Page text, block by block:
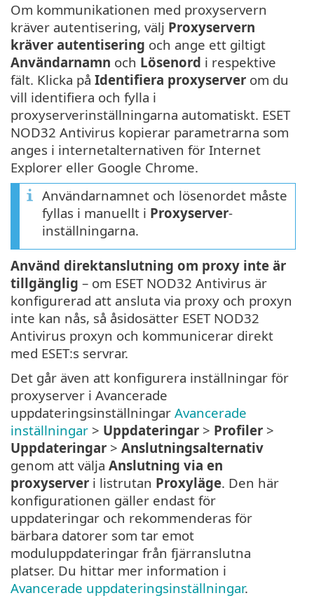
Om kommunikationen med proxyservern
kräver autentisering, välj Proxyservern
kräver autentisering och ange ett giltigt
Användarnamn och Lösenord i respektive
fält. Klicka på Identifiera proxyserver om du
vill identifiera och fylla i
proxyserverinställningarna automatiskt. ESET
NOD32 Antivirus kopierar parametrarna som
anges i internetalternativen för Internet
Explorer eller Google Chrome.
Användarnamnet och lösenordet måste
fyllas i manuellt i Proxyserver-
inställningarna.
Använd direktanslutning om proxy inte är
tillgänglig – om ESET NOD32 Antivirus är
konfigurerad att ansluta via proxy och proxyn
inte kan nås, så åsidosätter ESET NOD32
Antivirus proxyn och kommunicerar direkt
med ESET:s servrar.
Det går även att konfigurera inställningar för
proxyserver i Avancerade
uppdateringsinställningar Avancerade
inställningar > Uppdateringar > Profiler >
Uppdateringar > Anslutningsalternativ
genom att välja Anslutning via en
proxyserver i listrutan Proxyläge. Den här
konfigurationen gäller endast för
uppdateringar och rekommenderas för
bärbara datorer som tar emot
moduluppdateringar från fjärranslutna
platser. Du hittar mer information i
Avancerade uppdateringsinställningar.